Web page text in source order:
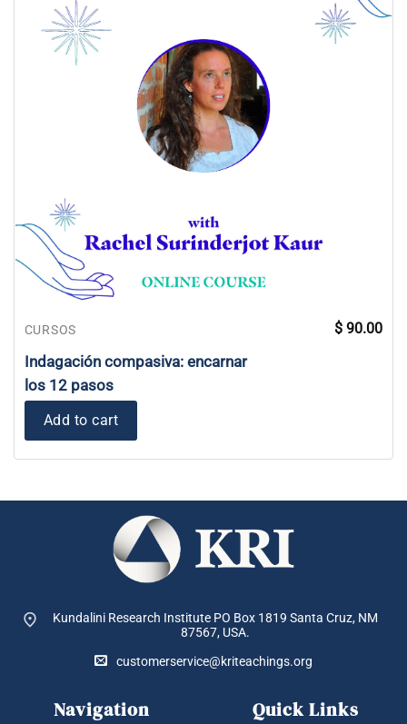
CURSOS
Indagación compasiva: encarnar
los 12 pasos
$ 90.00
Add to cart
Kundalini Research Institute PO Box 1819 Santa Cruz, NM
87567, USA.
customerservice@kriteachings.org
Navigation Quick Links